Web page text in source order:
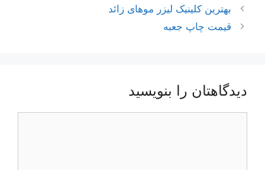
ناوبری
نوشته‌ها
بهترین کلینیک لیزر موهای زائد
قیمت چاپ جعبه
دیدگاهتان را بنویسید